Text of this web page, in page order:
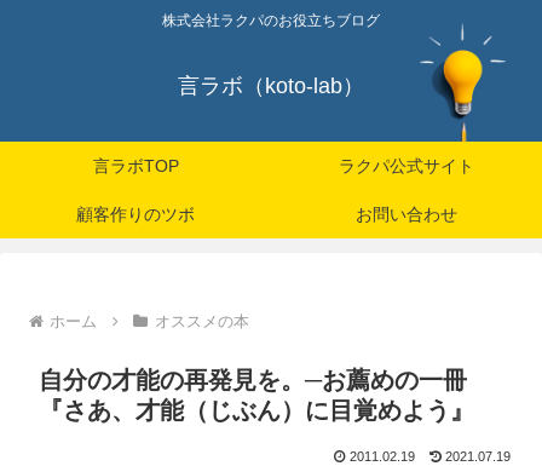
株式会社ラクパのお役立ちブログ
言ラボ（koto-lab）
言ラボTOP ラクパ公式サイト
顧客作りのツボ お問い合わせ
ホーム オススメの本
自分の才能の再発見を。─お薦めの一冊
『さあ、才能（じぶん）に目覚めよう』
2011.02.19 2021.07.19